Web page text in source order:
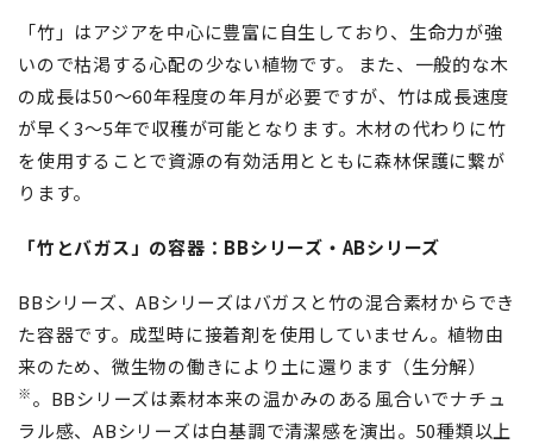
「竹」はアジアを中心に豊富に自生しており、生命力が強
いので枯渇する心配の少ない植物です。 また、一般的な木
の成長は50～60年程度の年月が必要ですが、竹は成長速度
が早く3～5年で収穫が可能となります。木材の代わりに竹
を使用することで資源の有効活用とともに森林保護に繋が
ります。
「竹とバガス」の容器：BBシリーズ・ABシリーズ
BBシリーズ、ABシリーズはバガスと竹の混合素材からでき
た容器です。成型時に接着剤を使用していません。植物由
来のため、微生物の働きにより土に還ります（生分解）
※。BBシリーズは素材本来の温かみのある風合いでナチュ
ラル感、ABシリーズは白基調で清潔感を演出。50種類以上